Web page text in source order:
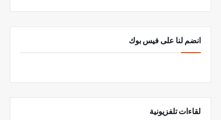
انضم لنا على فيس بوك
لقاءات تلفزيونية